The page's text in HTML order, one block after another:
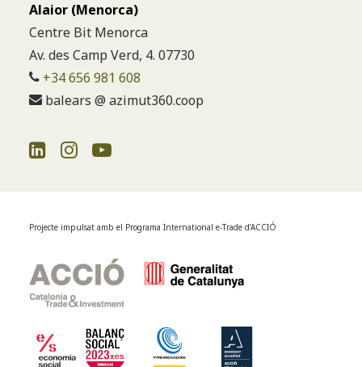
Alaior (Menorca)
Centre Bit Menorca
Av. des Camp Verd, 4. 07730
+34 656 981 608
balears @ azimut360.coop
Projecte impulsat amb el Programa International e-Trade d’ACCIÓ